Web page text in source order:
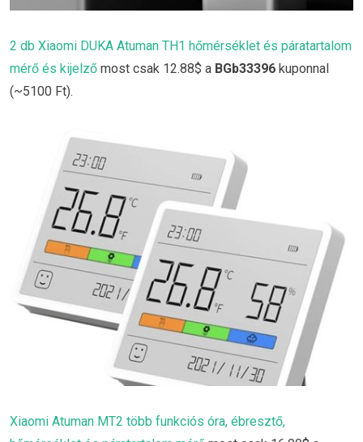
2 db Xiaomi DUKA Atuman TH1 hőmérséklet és páratartalom
mérő és kijelző most csak 12.88$ a BGb33396 kuponnal
(~5100 Ft).
Xiaomi Atuman MT2 több funkciós óra, ébresztő,